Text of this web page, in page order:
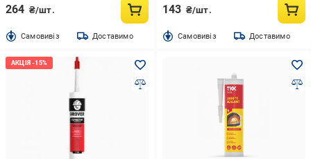
264 ₴/шт.
Cамовивіз Доставимо
143 ₴/шт.
Cамовивіз Доставимо